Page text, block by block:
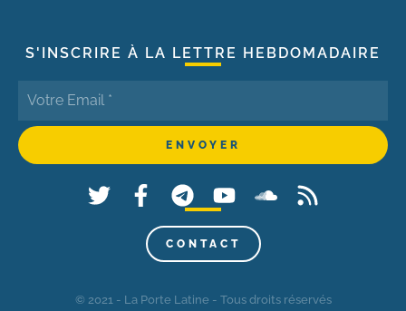
S'INSCRIRE À LA LETTRE HEBDOMADAIRE
CONTACT
© 2021 - La Porte Latine - Tous droits réservés